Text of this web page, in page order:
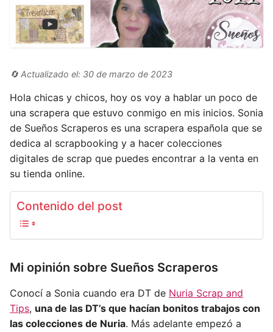
🔄 Actualizado el: 30 de marzo de 2023
Hola chicas y chicos, hoy os voy a hablar un poco de
una scrapera que estuvo conmigo en mis inicios. Sonia
de Sueños Scraperos es una scrapera española que se
dedica al scrapbooking y a hacer colecciones
digitales de scrap que puedes encontrar a la venta en
su tienda online.
Contenido del post
Mi opinión sobre Sueños Scraperos
Conocí a Sonia cuando era DT de Nuria Scrap and
Tips, una de las DT’s que hacían bonitos trabajos con
las colecciones de Nuria. Más adelante empezó a